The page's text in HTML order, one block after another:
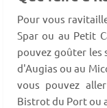
Pour vous
Spar ou au Petit
pouvez goûter les
d'Augias ou au
vous pouvez
Bistrot du Port ou